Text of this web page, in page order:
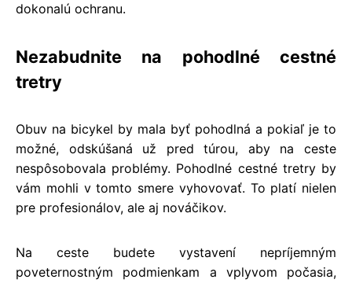
dokonalú ochranu.
Nezabudnite na pohodlné cestné
tretry
Obuv na bicykel by mala byť pohodlná a pokiaľ je to
možné, odskúšaná už pred túrou, aby na ceste
nespôsobovala problémy. Pohodlné cestné tretryby
vám mohli v tomto smere vyhovovať. To platí nielen
pre profesionálov, ale aj nováčikov.
Na ceste budete vystavení nepríjemným
poveternostným podmienkam a vplyvom počasia,